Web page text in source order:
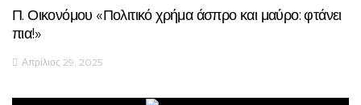
Π. Οικονόμου «Πολιτικό χρήμα άσπρο και μαύρο: φτάνει
πια!»
Απρίλιος 29, 2025